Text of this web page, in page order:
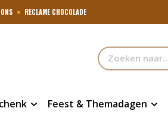
RECLAME CHOCOLADE
Feest & Themadagen